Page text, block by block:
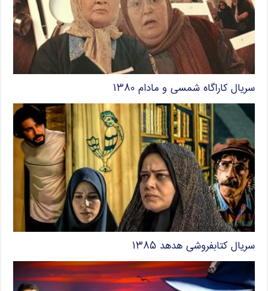
سریال کاراگاه شمسی و مادام ۱۳۸۰
سریال کتابفروشی هدهد ۱۳۸۵